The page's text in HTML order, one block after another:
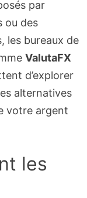
par
ou des
les bureaux de
ValutaFX
d’explorer
alternatives
votre argent
les